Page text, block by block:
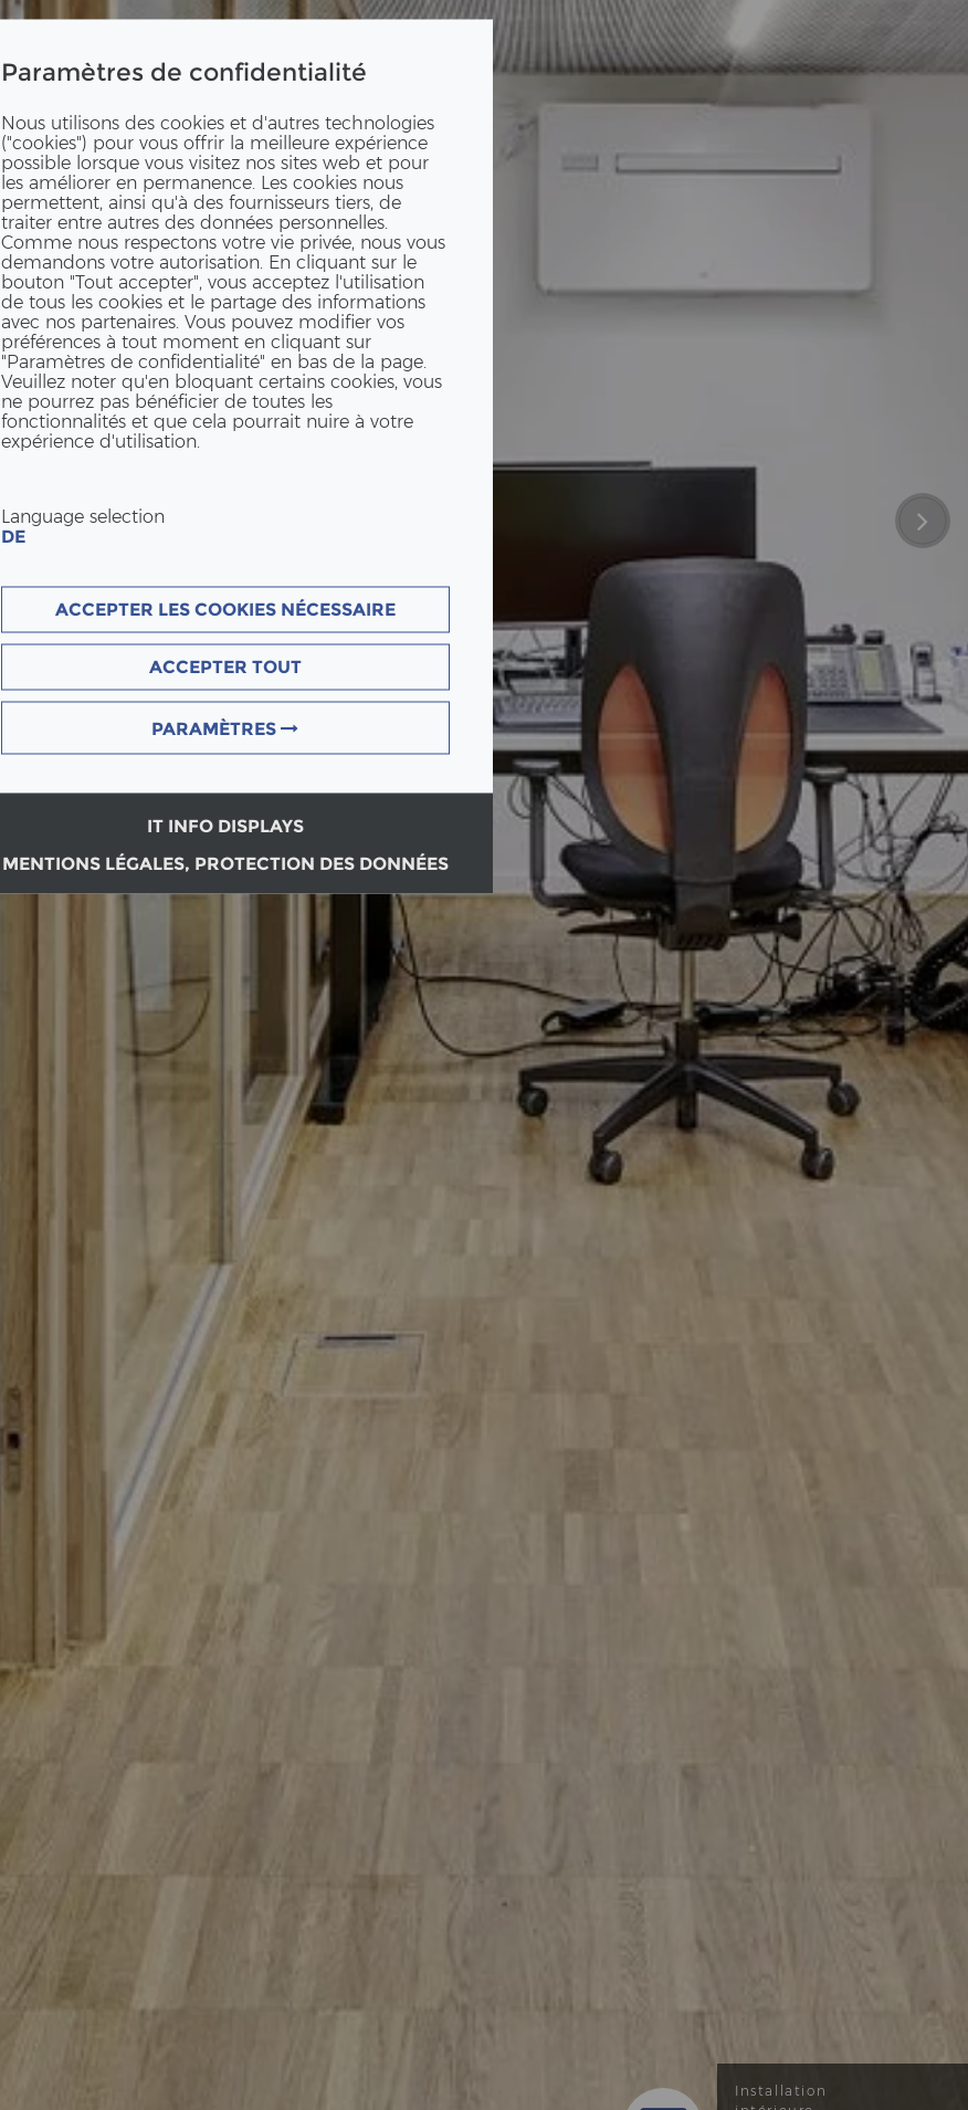
Paramètres de confidentialité
Nous utilisons des cookies et d'autres technologies
("cookies") pour vous offrir la meilleure expérience
possible lorsque vous visitez nos sites web et pour
les améliorer en permanence. Les cookies nous
permettent, ainsi qu'à des fournisseurs tiers, de
traiter entre autres des données personnelles.
Comme nous respectons votre vie privée, nous vous
demandons votre autorisation. En cliquant sur le
bouton "Tout accepter", vous acceptez l'utilisation
de tous les cookies et le partage des informations
avec nos partenaires. Vous pouvez modifier vos
préférences à tout moment en cliquant sur
"Paramètres de confidentialité" en bas de la page.
Veuillez noter qu'en bloquant certains cookies, vous
ne pourrez pas bénéficier de toutes les
fonctionnalités et que cela pourrait nuire à votre
expérience d'utilisation.
Language selection
DE
ACCEPTER LES COOKIES NÉCESSAIRE
ACCEPTER TOUT
PARAMÈTRES
IT INFO DISPLAYS
MENTIONS LÉGALES, PROTECTION DES DONNÉES
Installation
Installation